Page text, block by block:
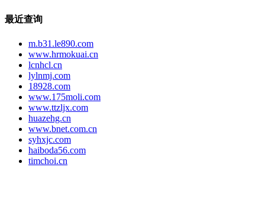
最近查询
m.b31.le890.com
www.hrmokuai.cn
lcnhcl.cn
lylnmj.com
18928.com
www.175moli.com
www.ttzljx.com
huazehg.cn
www.bnet.com.cn
syhxjc.com
haiboda56.com
timchoi.cn